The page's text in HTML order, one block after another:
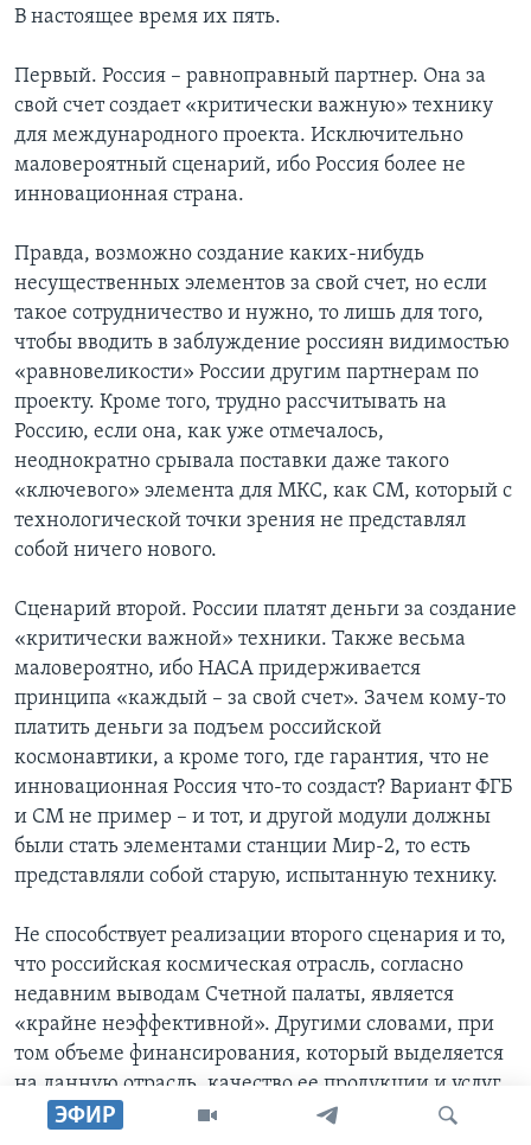
ЭФИР
В настоящее время их пять.
Первый. Россия – равноправный партнер. Она за
свой счет создает «критически важную» технику
для международного проекта. Исключительно
маловероятный сценарий, ибо Россия более не
инновационная страна.
Правда, возможно создание каких-нибудь
несущественных элементов за свой счет, но если
такое сотрудничество и нужно, то лишь для того,
чтобы вводить в заблуждение россиян видимостью
«равновеликости» России другим партнерам по
проекту. Кроме того, трудно рассчитывать на
Россию, если она, как уже отмечалось,
неоднократно срывала поставки даже такого
«ключевого» элемента для МКС, как СМ, который с
технологической точки зрения не представлял
собой ничего нового.
Сценарий второй. России платят деньги за создание
«критически важной» техники. Также весьма
маловероятно, ибо НАСА придерживается
принципа «каждый – за свой счет». Зачем кому-то
платить деньги за подъем российской
космонавтики, а кроме того, где гарантия, что не
инновационная Россия что-то создаст? Вариант ФГБ
и СМ не пример – и тот, и другой модули должны
были стать элементами станции Мир-2, то есть
представляли собой старую, испытанную технику.
Не способствует реализации второго сценария и то,
что российская космическая отрасль, согласно
недавним выводам Счетной палаты, является
«крайне неэффективной». Другими словами, при
том объеме финансирования, который выделяется
на данную отрасль, качество ее продукции и услуг
должны были бы быть заметно выше. Спросите